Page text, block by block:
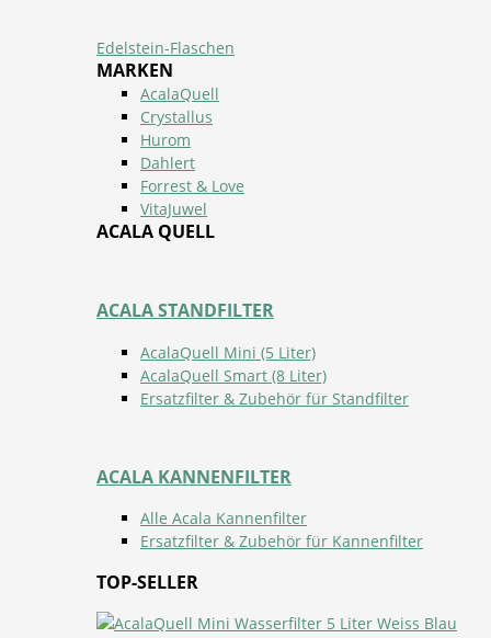
Edelstein-Flaschen
MARKEN
AcalaQuell
Crystallus
Hurom
Dahlert
Forrest & Love
VitaJuwel
ACALA QUELL
ACALA STANDFILTER
AcalaQuell Mini (5 Liter)
AcalaQuell Smart (8 Liter)
Ersatzfilter & Zubehör für Standfilter
ACALA KANNENFILTER
Alle Acala Kannenfilter
Ersatzfilter & Zubehör für Kannenfilter
TOP-SELLER